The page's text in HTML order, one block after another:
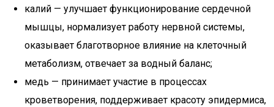
калий — улучшает функционирование сердечной
мышцы, нормализует работу нервной системы,
оказывает благотворное влияние на клеточный
метаболизм, отвечает за водный баланс;
медь — принимает участие в процессах
кроветворения, поддерживает красоту эпидермиса,